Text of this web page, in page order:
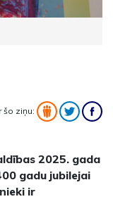
šo ziņu:
2025. gada
gadu jubilejai
ir